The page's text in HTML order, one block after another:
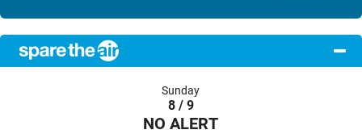
Sunday
8 / 9
NO ALERT